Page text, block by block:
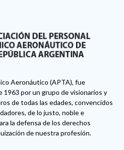
Aeronáutico (APTA), fue
por un grupo de visionarios y
de todas las edades, convencidos
de lo justo, noble e
la defensa de los derechos
de nuestra profesión.